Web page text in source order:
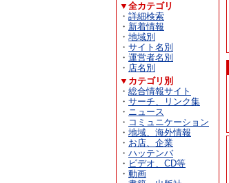
▼全カテゴリ
・ 詳細検索
・ 新着情報
・ 地域別
・ サイト名別
・ 運営者名別
・ 店名別
▼カテゴリ別
・ 総合情報サイト
・ サーチ、リンク集
・ ニュース
・ コミュニケーション
・ 地域、海外情報
・ お店、企業
・ ハッテンバ
・ ビデオ、CD等
・ 動画